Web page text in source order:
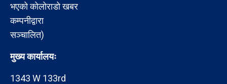
भएको कोलोराडो खबर
कम्पनीद्वारा
सञ्चालित)
मुख्य कार्यालयः
1343 W 133rd